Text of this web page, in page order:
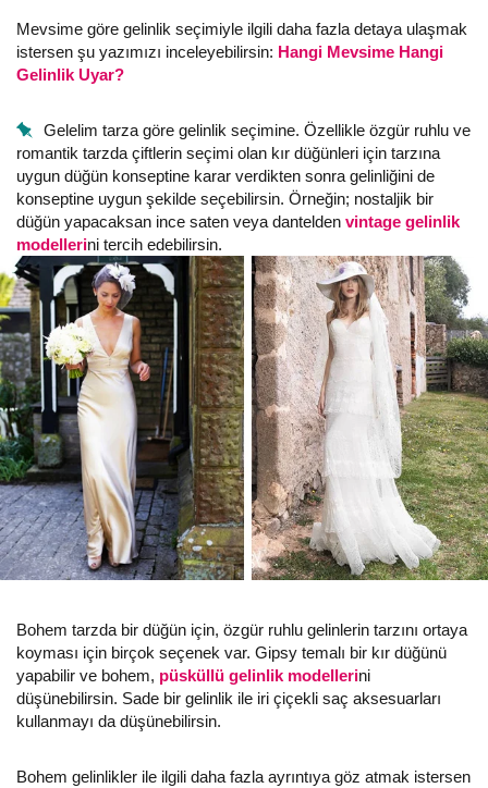
Mevsime göre gelinlik seçimiyle ilgili daha fazla detaya ulaşmak
istersen şu yazımızı inceleyebilirsin: Hangi Mevsime Hangi
Gelinlik Uyar?
Gelelim tarza göre gelinlik seçimine. Özellikle özgür ruhlu ve
romantik tarzda çiftlerin seçimi olan kır düğünleri için tarzına
uygun düğün konseptine karar verdikten sonra gelinliğini de
konseptine uygun şekilde seçebilirsin. Örneğin; nostaljik bir
düğün yapacaksan ince saten veya dantelden vintage gelinlik
modellerini tercih edebilirsin.
Bohem tarzda bir düğün için, özgür ruhlu gelinlerin tarzını ortaya
koyması için birçok seçenek var. Gipsy temalı bir kır düğünü
yapabilir ve bohem, püsküllü gelinlik modellerini
düşünebilirsin. Sade bir gelinlik ile iri çiçekli saç aksesuarları
kullanmayı da düşünebilirsin.
Bohem gelinlikler ile ilgili daha fazla ayrıntıya göz atmak istersen